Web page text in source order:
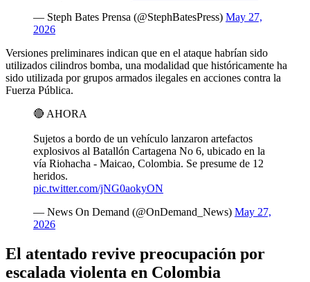
— Steph Bates Prensa (@StephBatesPress) May 27,
2026
Versiones preliminares indican que en el ataque habrían sido
utilizados cilindros bomba, una modalidad que históricamente ha
sido utilizada por grupos armados ilegales en acciones contra la
Fuerza Pública.
🔴 AHORA
Sujetos a bordo de un vehículo lanzaron artefactos
explosivos al Batallón Cartagena No 6, ubicado en la
vía Riohacha - Maicao, Colombia. Se presume de 12
heridos.
pic.twitter.com/jNG0aokyON
— News On Demand (@OnDemand_News) May 27,
2026
El atentado revive preocupación por
escalada violenta en Colombia